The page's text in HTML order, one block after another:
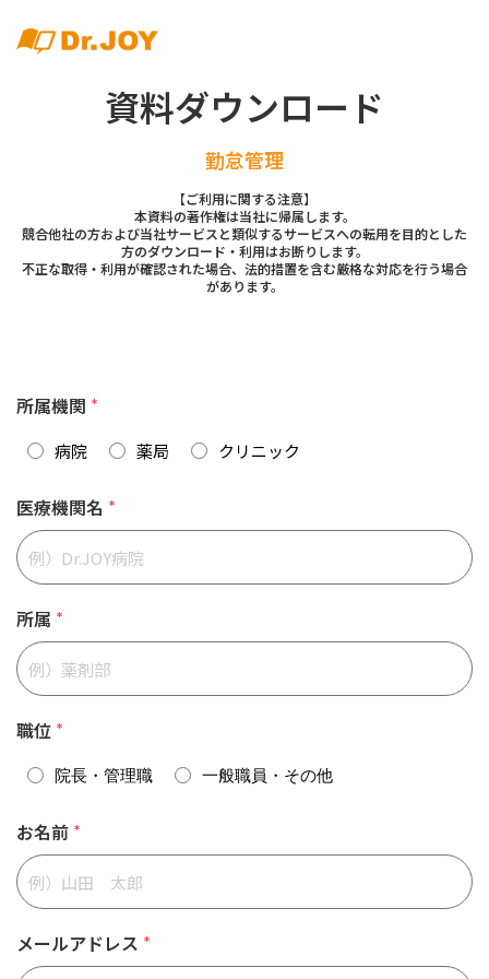
資料ダウンロード
勤怠管理
【ご利用に関する注意】
本資料の著作権は当社に帰属します。
競合他社の方および当社サービスと類似するサービスへの転用を目的とした
方のダウンロード・利用はお断りします。
不正な取得・利用が確認された場合、法的措置を含む厳格な対応を行う場合
があります。
所属機関 *
病院 薬局 クリニック
医療機関名 *
所属 *
職位 *
院長・管理職 一般職員・その他
お名前 *
メールアドレス *